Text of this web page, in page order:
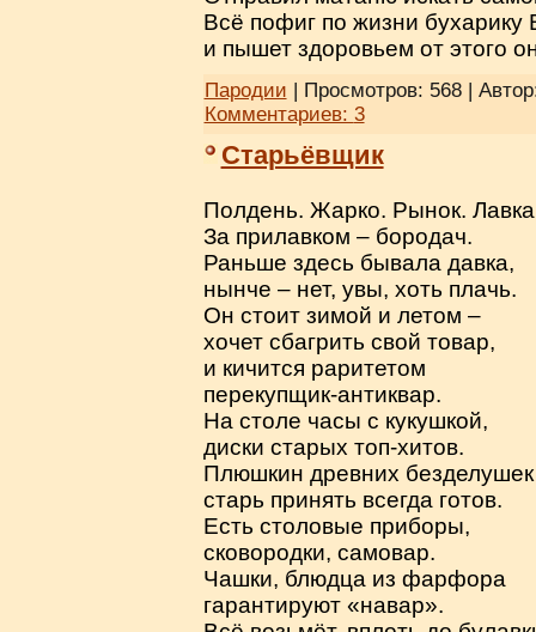
Всё пофиг по жизни бухарику
и пышет здоровьем от этого
Пародии | Просмотров: 568 |
Комментариев: 3
Старьёвщик
Полдень. Жарко. Рынок.
За прилавком – бородач.
Раньше здесь бывала давка,
нынче – нет, увы, хоть плачь.
Он стоит зимой и летом –
хочет сбагрить свой товар,
и кичится раритетом
перекупщик-антиквар.
На столе часы с кукушкой,
диски старых топ-хитов.
Плюшкин древних безделушек
старь принять всегда готов.
Есть столовые приборы,
сковородки, самовар.
Чашки, блюдца из фарфора
гарантируют «навар».